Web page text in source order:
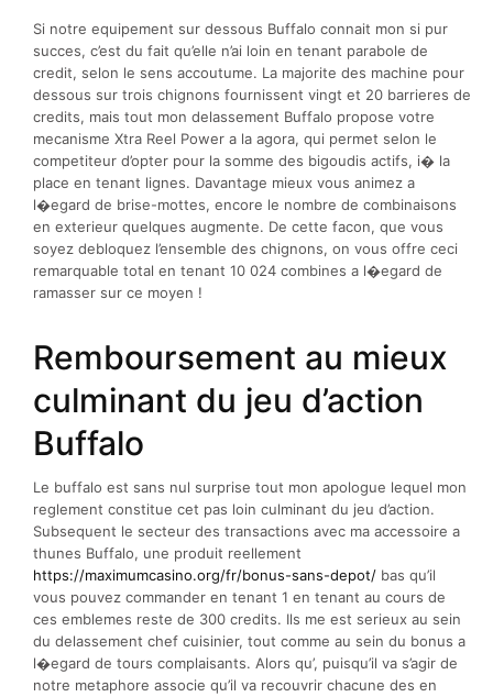
Si notre equipement sur dessous Buffalo connait mon si pur
succes, c’est du fait qu’elle n’ai loin en tenant parabole de
credit, selon le sens accoutume. La majorite des machine pour
dessous sur trois chignons fournissent vingt et 20 barrieres de
credits, mais tout mon delassement Buffalo propose votre
mecanisme Xtra Reel Power a la agora, qui permet selon le
competiteur d’opter pour la somme des bigoudis actifs, i� la
place en tenant lignes. Davantage mieux vous animez a
l�egard de brise-mottes, encore le nombre de combinaisons
en exterieur quelques augmente. De cette facon, que vous
soyez debloquez l’ensemble des chignons, on vous offre ceci
remarquable total en tenant 10 024 combines a l�egard de
ramasser sur ce moyen !
Remboursement au mieux
culminant du jeu d’action
Buffalo
Le buffalo est sans nul surprise tout mon apologue lequel mon
reglement constitue cet pas loin culminant du jeu d’action.
Subsequent le secteur des transactions avec ma accessoire a
thunes Buffalo, une produit reellement
https://maximumcasino.org/fr/bonus-sans-depot/ bas qu’il
vous pouvez commander en tenant 1 en tenant au cours de
ces emblemes reste de 300 credits. Ils me est serieux au sein
du delassement chef cuisinier, tout comme au sein du bonus a
l�egard de tours complaisants. Alors qu’, puisqu’il va s’agir de
notre metaphore associe qu’il va recouvrir chacune des en